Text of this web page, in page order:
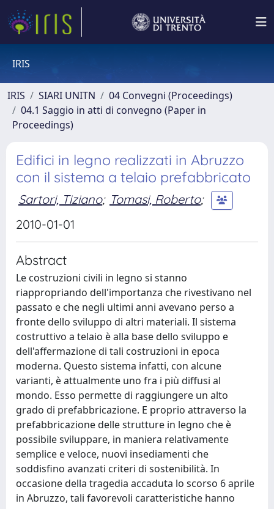
IRIS
IRIS SIARI UNITN
04 Convegni (Proceedings)
04.1 Saggio in atti di convegno (Paper in
Proceedings)
Edifici in legno realizzati in Abruzzo
con il sistema a telaio prefabbricato
Sartori, Tiziano; Tomasi, Roberto;
2010-01-01
Abstract
Le costruzioni civili in legno si stanno
riappropriando dell'importanza che rivestivano nel
passato e che negli ultimi anni avevano perso a
fronte dello sviluppo di altri materiali. Il sistema
costruttivo a telaio è alla base dello sviluppo e
dell'affermazione di tali costruzioni in epoca
moderna. Questo sistema infatti, con alcune
varianti, è attualmente uno fra i più diffusi al
mondo. Esso permette di raggiungere un alto
grado di prefabbricazione. E proprio attraverso la
prefabbricazione delle strutture in legno che è
possibile sviluppare, in maniera relativamente
semplice e veloce, nuovi insediamenti che
soddisfino avanzati criteri di sostenibilità. In
occasione della tragedia accaduta lo scorso 6 aprile
in Abruzzo, tali favorevoli caratteristiche hanno